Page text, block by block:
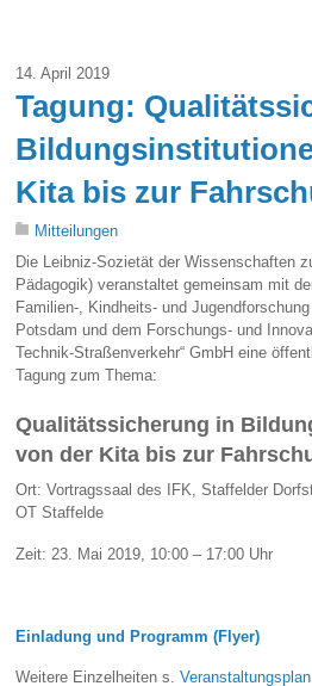
14. April 2019
Tagung:
Kita bis zur
Mitteilungen
Die Leibniz-Sozietät der Wissenschaften
Pädagogik) veranstaltet gemeinsam mit
Familien-, Kindheits- und
Potsdam und dem Forschungs- und
Technik-Straßenverkehr“ GmbH eine
Tagung zum Thema:
Qualitätssicherung in
von der Kita bis zur
Ort: Vortragssaal des IFK, Staffelder
OT Staffelde
Zeit: 23. Mai 2019, 10:00 – 17:00 Uhr
Einladung und Programm (Flyer)
Weitere Einzelheiten s.Veranstaltungsplan